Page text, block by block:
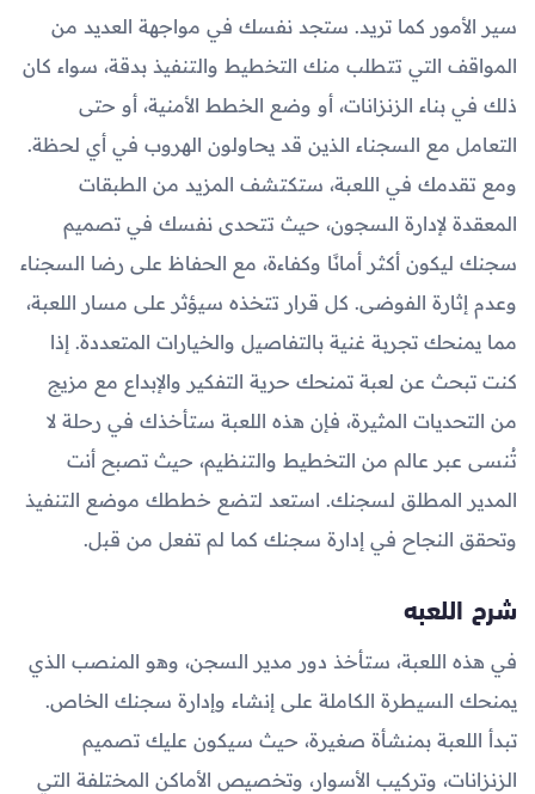
سير الأمور كما تريد. ستجد نفسك في مواجهة العديد من
المواقف التي تتطلب منك التخطيط والتنفيذ بدقة، سواء كان
ذلك في بناء الزنزانات، أو وضع الخطط الأمنية، أو حتى
التعامل مع السجناء الذين قد يحاولون الهروب في أي لحظة.
ومع تقدمك في اللعبة، ستكتشف المزيد من الطبقات
المعقدة لإدارة السجون، حيث تتحدى نفسك في تصميم
سجنك ليكون أكثر أمانًا وكفاءة، مع الحفاظ على رضا السجناء
وعدم إثارة الفوضى. كل قرار تتخذه سيؤثر على مسار اللعبة،
مما يمنحك تجربة غنية بالتفاصيل والخيارات المتعددة. إذا
كنت تبحث عن لعبة تمنحك حرية التفكير والإبداع مع مزيج
من التحديات المثيرة، فإن هذه اللعبة ستأخذك في رحلة لا
تُنسى عبر عالم من التخطيط والتنظيم، حيث تصبح أنت
المدير المطلق لسجنك. استعد لتضع خططك موضع التنفيذ
وتحقق النجاح في إدارة سجنك كما لم تفعل من قبل.
شرح اللعبه
في هذه اللعبة، ستأخذ دور مدير السجن، وهو المنصب الذي
يمنحك السيطرة الكاملة على إنشاء وإدارة سجنك الخاص.
تبدأ اللعبة بمنشأة صغيرة، حيث سيكون عليك تصميم
الزنزانات، وتركيب الأسوار، وتخصيص الأماكن المختلفة التي